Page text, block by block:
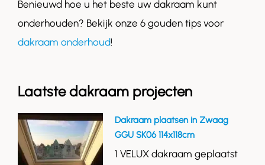
Benieuwd hoe u het beste uw dakraam kunt
onderhouden? Bekijk onze 6 gouden tips voor
dakraam onderhoud!
Laatste dakraam projecten
Dakraam plaatsen in Zwaag
GGU SK06 114x118cm
1 VELUX dakraam geplaatst